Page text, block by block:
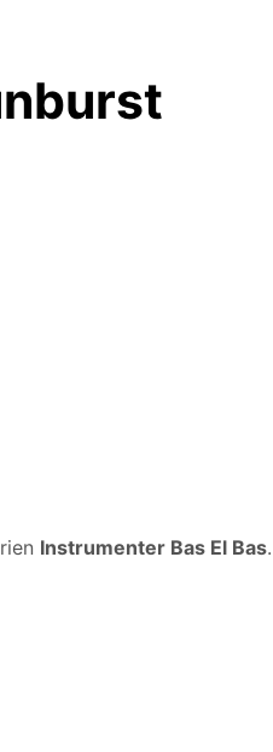
Instrumenter Bas El Bas